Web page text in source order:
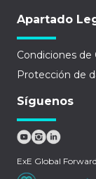
Apartado
Condiciones de
Protección de
Síguenos
ExE Global